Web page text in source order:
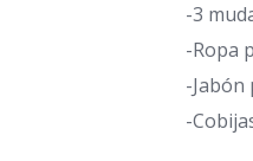
-3
-Ropa
-Jabón
-